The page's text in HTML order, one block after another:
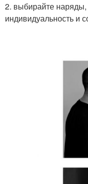
2. выбирайте
индивидуальность и